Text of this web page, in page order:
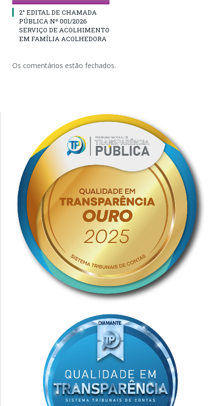
2° EDITAL DE CHAMADA
PÚBLICA Nº 001/2026
SERVIÇO DE ACOLHIMENTO
EM FAMÍLIA ACOLHEDORA
Os comentários estão fechados.